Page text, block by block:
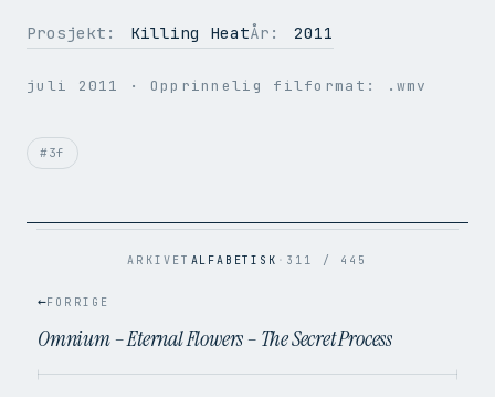
720 × 576
LYDKODEK
BITRATE
OPPRINNELIG .wmv → .mp4
Prosjekt: Killing HeatÅr: 2011
juli 2011 · Opprinnelig filformat: .wmv
#3f
ARKIVET ALFABETISK · 311 / 445
←FORRIGE
Omnium – Eternal Flowers – The Secret Process